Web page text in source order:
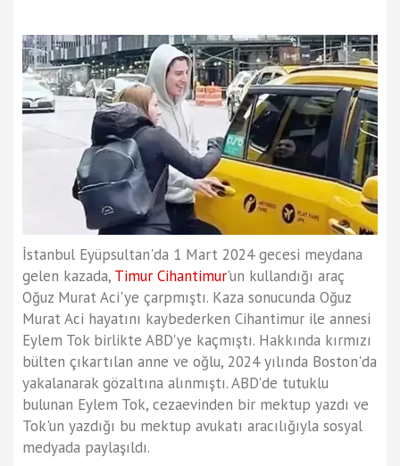
İstanbul Eyüpsultan'da 1 Mart 2024 gecesi meydana
gelen kazada, Timur Cihantimur'un kullandığı araç
Oğuz Murat Aci'ye çarpmıştı. Kaza sonucunda Oğuz
Murat Aci hayatını kaybederken Cihantimur ile annesi
Eylem Tok birlikte ABD'ye kaçmıştı. Hakkında kırmızı
bülten çıkartılan anne ve oğlu, 2024 yılında Boston'da
yakalanarak gözaltına alınmıştı. ABD'de tutuklu
bulunan Eylem Tok, cezaevinden bir mektup yazdı ve
Tok'un yazdığı bu mektup avukatı aracılığıyla sosyal
medyada paylaşıldı.